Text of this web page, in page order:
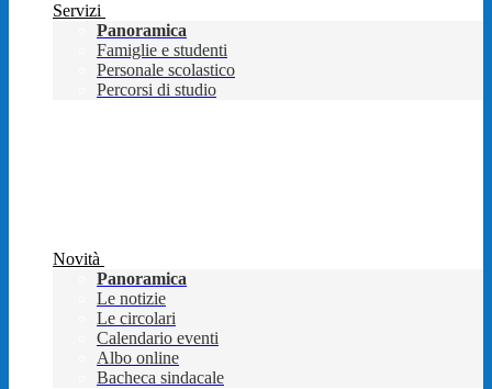
Servizi
Panoramica
Famiglie e studenti
Personale scolastico
Percorsi di studio
Novità
Panoramica
Le notizie
Le circolari
Calendario eventi
Albo online
Bacheca sindacale